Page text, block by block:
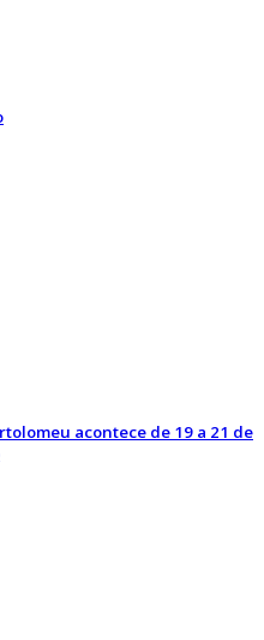
acontece de 19 a 21 de